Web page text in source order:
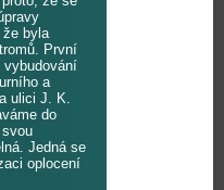
že byla
První
vybudování
a
ulici J. K.
do
Jedná se
oplocení